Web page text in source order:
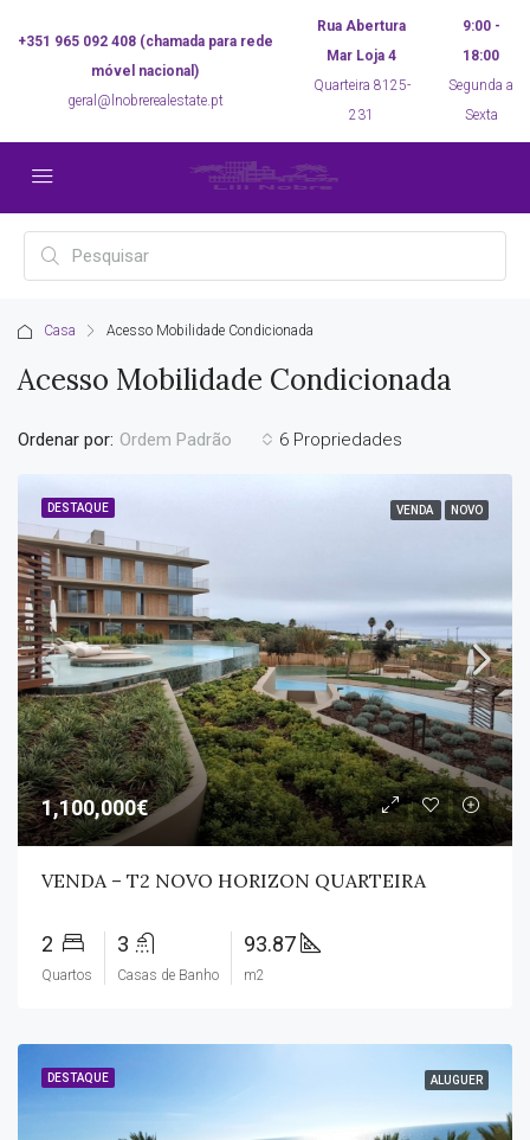
+351 965 092 408 (chamada para rede
móvel nacional)
geral@lnobrerealestate.pt
Rua Abertura
Mar Loja 4
Quarteira 8125-
231
9:00 -
18:00
Segunda a
Sexta
Casa Acesso Mobilidade Condicionada
Acesso Mobilidade Condicionada
6 Propriedades
Ordenar por: Ordem Padrão
DESTAQUE VENDA NOVO
1,100,000€
VENDA – T2 NOVO HORIZON QUARTEIRA
2
Quartos
3
Casas de Banho
93.87
m2
DESTAQUE ALUGUER